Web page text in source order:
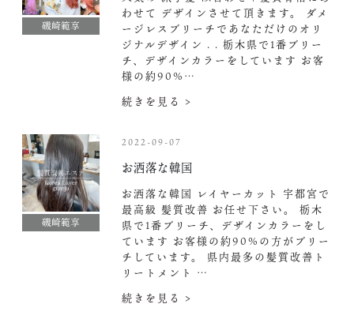
磯崎範享
わせて デザインさせて頂きます。 ダメ
ージレスブリーチであなただけのオリ
ジナルデザイン . . 栃木県で1番ブリー
チ、デザインカラーをしています お客
様の約90%…
続きを見る >
磯崎範享
2022-09-07
お洒落な韓国
お洒落な韓国 レイヤーカット 宇都宮で
最高級 髪質改善 お任せ下さい。 栃木
県で1番ブリーチ、デザインカラーをし
ています お客様の約90%の方がブリー
チしています。 県内最多の髪質改善ト
リートメント …
続きを見る >